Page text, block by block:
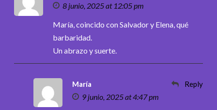
8 junio, 2025 at 12:05 pm
María, coincido con Salvador y Elena, qué
barbaridad.
Un abrazo y suerte.
María
9 junio, 2025 at 4:47 pm
Reply